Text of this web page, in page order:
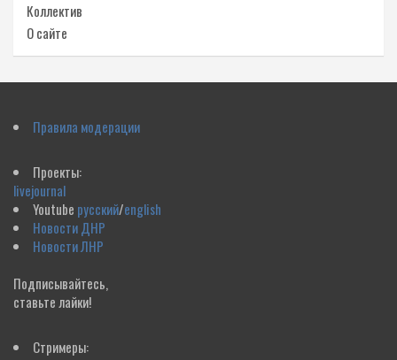
Коллектив
О сайте
Правила модерации
Проекты:
livejournal
Youtube русский/english
Новости ДНР
Новости ЛНР
Подписывайтесь,
ставьте лайки!
Стримеры: